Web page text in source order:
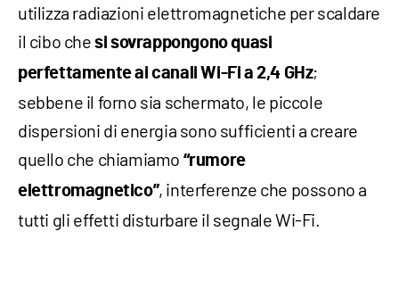
utilizza radiazioni elettromagnetiche per scaldare
il cibo chesi sovrappongono quasi
perfettamente ai canali Wi-Fi a 2,4 GHz;
sebbene il forno sia schermato, le piccole
dispersioni di energia sono sufficienti a creare
quello che chiamiamo “rumore
elettromagnetico”, interferenze che possono a
tutti gli effetti disturbare il segnale Wi-Fi.